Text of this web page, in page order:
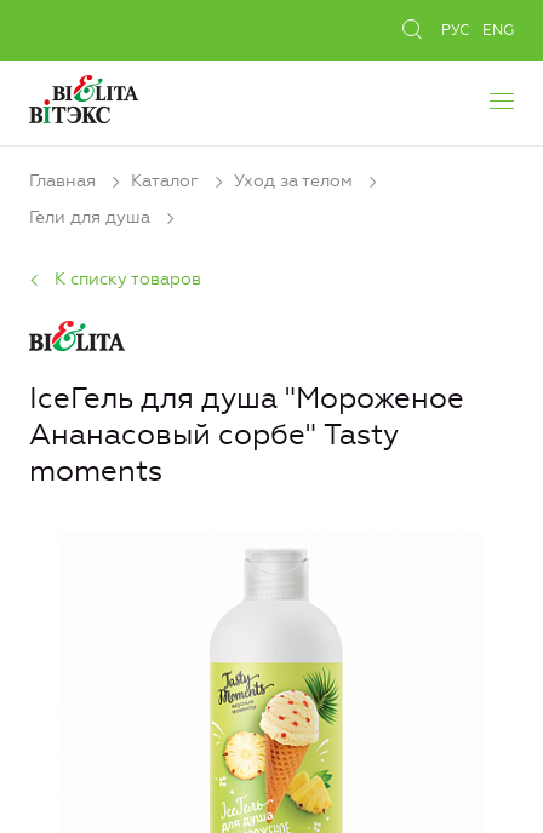
РУС ENG
Главная Каталог
Уход за телом
Гели для душа
К списку товаров
IceГель для душа "Мороженое
Ананасовый сорбе" Tasty
moments